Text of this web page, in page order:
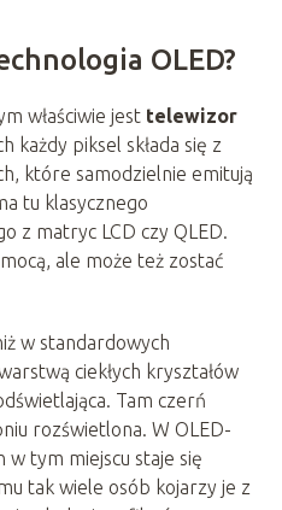
OLED?
właściwie jest telewizor
każdy piksel składa się z
które samodzielnie emitują
tu klasycznego
z matryc LCD czy QLED.
ale może też zostać
w standardowych
ciekłych kryształów
Tam czerń
rozświetlona. W OLED-
w tym miejscu staje się
tak wiele osób kojarzy je z